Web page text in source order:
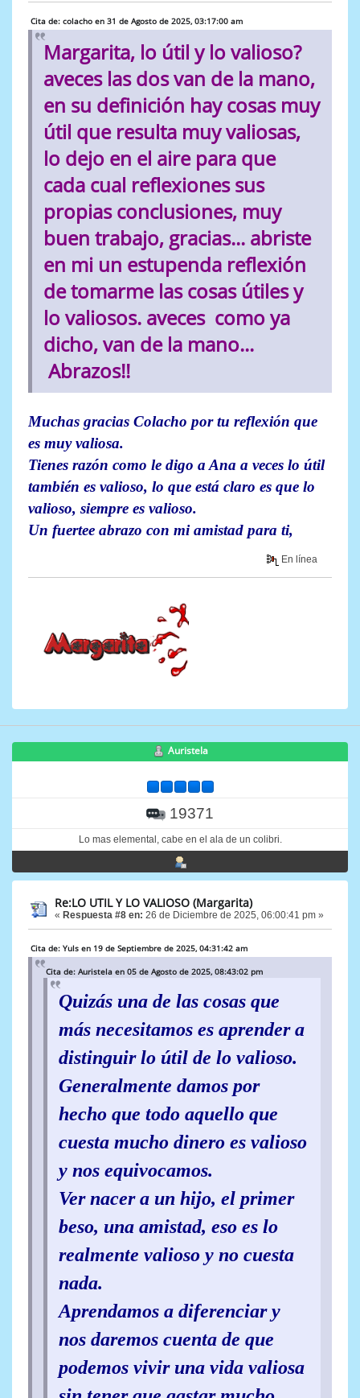
Cita de: colacho en 31 de Agosto de 2025, 03:17:00 am
Margarita, lo útil y lo valioso?
aveces las dos van de la mano,
en su definición hay cosas muy
útil que resulta muy valiosas,
lo dejo en el aire para que
cada cual reflexiones sus
propias conclusiones, muy
buen trabajo, gracias... abriste
en mi un estupenda reflexión
de tomarme las cosas útiles y
lo valiosos. aveces como ya
dicho, van de la mano...
Abrazos!!
Muchas gracias Colacho por tu reflexión que
es muy valiosa.
Tienes razón como le digo a Ana a veces lo útil
también es valioso, lo que está claro es que lo
valioso, siempre es valioso.
Un fuertee abrazo con mi amistad para ti,
En línea
Auristela
19371
Lo mas elemental, cabe en el ala de un colibri.
Re:LO UTIL Y LO VALIOSO (Margarita)
« Respuesta #8 en: 26 de Diciembre de 2025, 06:00:41 pm »
Cita de: Yuls en 19 de Septiembre de 2025, 04:31:42 am
Cita de: Auristela en 05 de Agosto de 2025, 08:43:02 pm
Quizás una de las cosas que
más necesitamos es aprender a
distinguir lo útil de lo valioso.
Generalmente damos por
hecho que todo aquello que
cuesta mucho dinero es valioso
y nos equivocamos.
Ver nacer a un hijo, el primer
beso, una amistad, eso es lo
realmente valioso y no cuesta
nada.
Aprendamos a diferenciar y
nos daremos cuenta de que
podemos vivir una vida valiosa